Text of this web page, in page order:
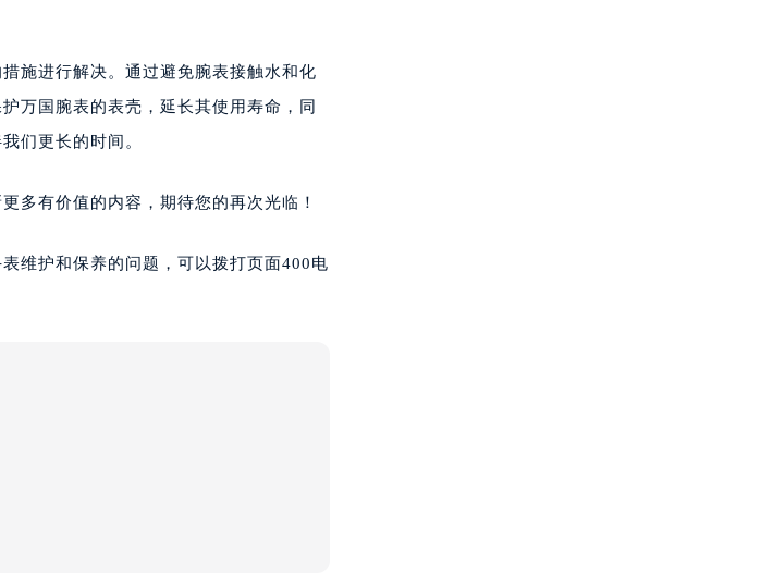
施进行解决。通过避免腕表接触水和化
万国腕表的表壳，延长其使用寿命，同
们更长的时间。
多有价值的内容，期待您的再次光临！
维护和保养的问题，可以拨打页面400电